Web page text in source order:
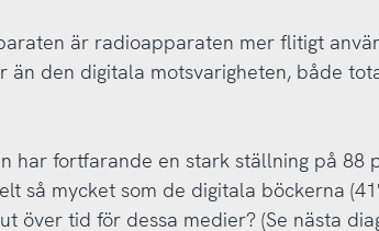
är radioapparaten mer flitigt
än den digitala motsvarigheten, både
har fortfarande en stark ställning på 88
så mycket som de digitala böckerna
över tid för dessa medier? (Se nästa